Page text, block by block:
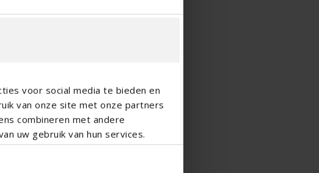
voor social media te bieden en
van onze site met onze partners
combineren met andere
uw gebruik van hun services.
Chińczyk - Chiny